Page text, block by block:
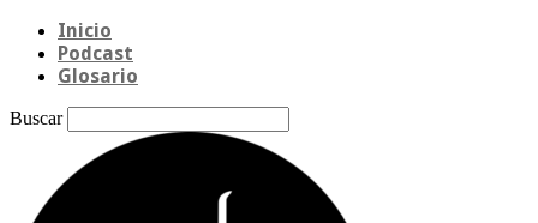
Inicio
Podcast
Glosario
Buscar